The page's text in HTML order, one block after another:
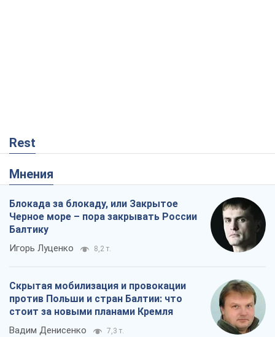
Rest
Мнения
Блокада за блокаду, или Закрытое
Черное море – пора закрывать России
Балтику
Игорь Луценко 8,2 т.
Скрытая мобилизация и провокации
против Польши и стран Балтии: что
стоит за новыми планами Кремля
Вадим Денисенко 7,3 т.